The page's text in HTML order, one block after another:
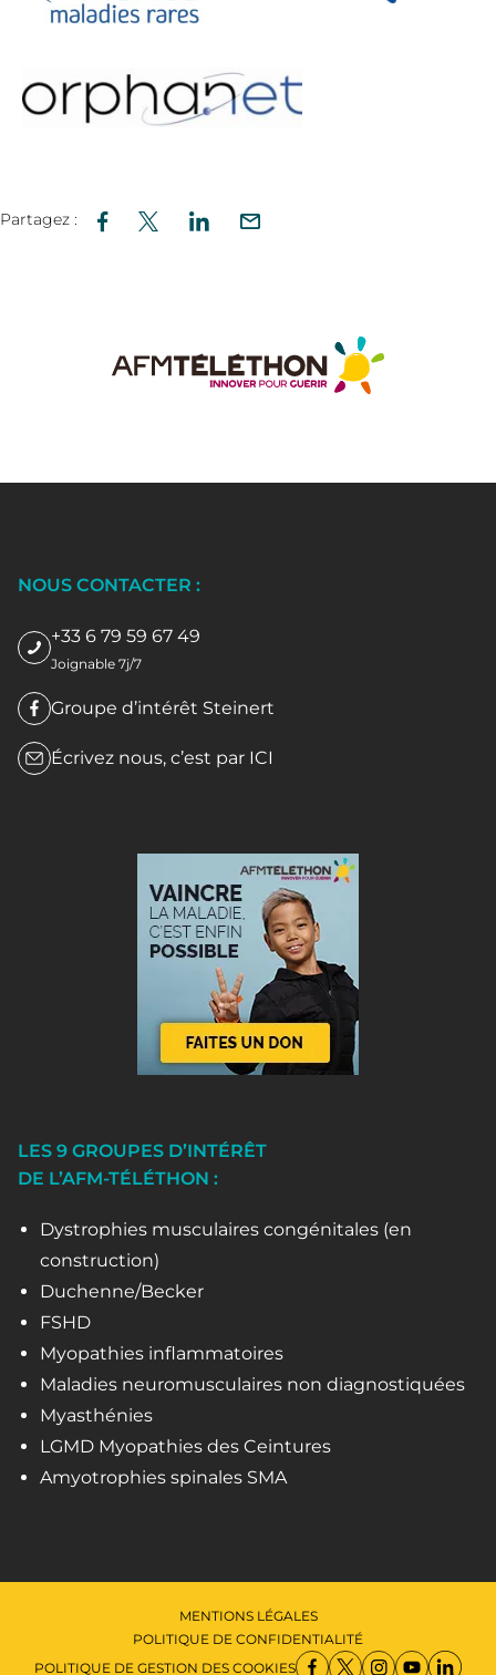
Partagez :
NOUS CONTACTER :
+33 6 79 59 67 49
Joignable 7j/7
Groupe d’intérêt Steinert
Écrivez nous, c’est par ICI
LES 9 GROUPES D’INTÉRÊT
DE L’AFM-TÉLÉTHON :
Dystrophies musculaires congénitales (en
construction)
Duchenne/Becker
FSHD
Myopathies inflammatoires
Maladies neuromusculaires non diagnostiquées
Myasthénies
LGMD Myopathies des Ceintures
Amyotrophies spinales SMA
MENTIONS LÉGALES
POLITIQUE DE CONFIDENTIALITÉ
POLITIQUE DE GESTION DES COOKIES